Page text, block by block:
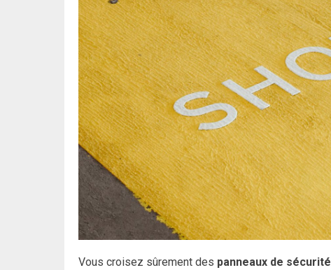
Vous croisez sûrement des panneaux de sécurité